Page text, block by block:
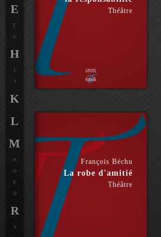
Théâtre
François Béchu
La robe d'amitié
Théâtre
E
F
G
H
J
K
L
M
N
O
P
Q
R
S